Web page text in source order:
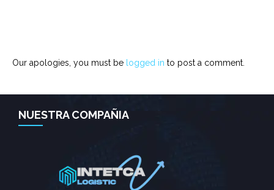
Our apologies, you must be logged in to post a comment.
NUESTRA COMPAÑIA